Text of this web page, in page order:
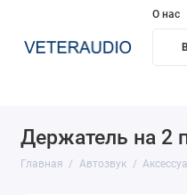
О нас
Держатель на 2
Главная Автозвук